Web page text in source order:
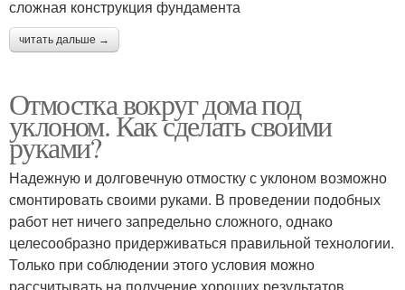
сложная конструкция фундамента
читать дальше →
Отмостка вокруг дома под
уклоном. Как сделать своими
руками?
Надежную и долговечную отмостку с уклоном возможно
смонтировать своими руками. В проведении подобных
работ нет ничего запредельно сложного, однако
целесообразно придерживаться правильной технологии.
Только при соблюдении этого условия можно